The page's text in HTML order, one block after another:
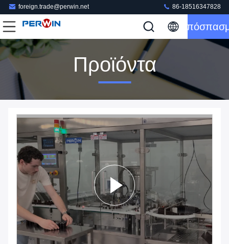
foreign.trade@perwin.net 86-18516347828
Προϊόντα